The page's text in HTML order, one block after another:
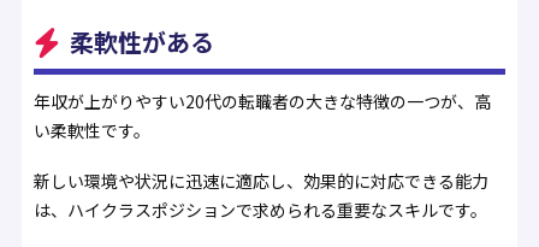
柔軟性がある
年収が上がりやすい20代の転職者の大きな特徴の一つが、高
い柔軟性です。
新しい環境や状況に迅速に適応し、効果的に対応できる能力
は、ハイクラスポジションで求められる重要なスキルです。